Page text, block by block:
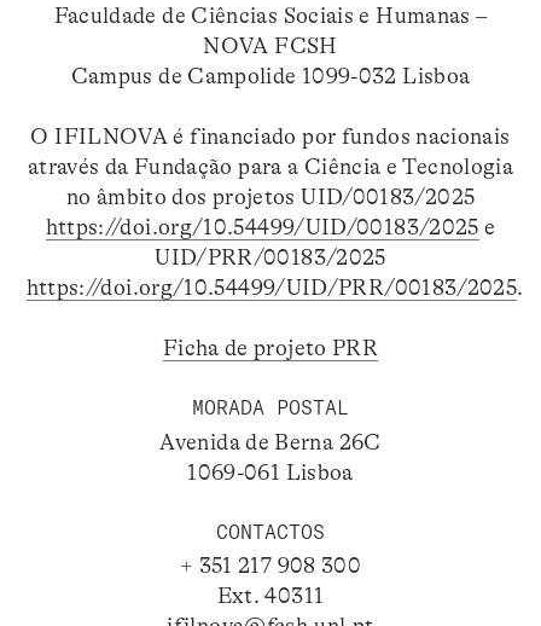
Faculdade de Ciências Sociais e Humanas –
NOVA FCSH
Campus de Campolide 1099-032 Lisboa
O IFILNOVA é financiado por fundos nacionais
através da Fundação para a Ciência e Tecnologia
no âmbito dos projetos UID/00183/2025
https://doi.org/10.54499/UID/00183/2025 e
UID/PRR/00183/2025
https://doi.org/10.54499/UID/PRR/00183/2025.
Ficha de projeto PRR
MORADA POSTAL
Avenida de Berna 26C
1069-061 Lisboa
CONTACTOS
+ 351 217 908 300
Ext. 40311